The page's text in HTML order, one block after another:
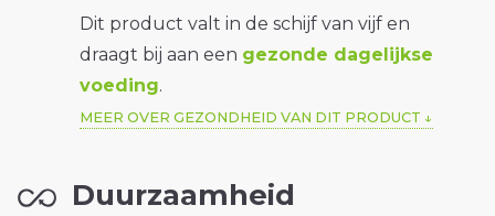
Dit product valt in de schijf van vijf en
draagt bij aan een gezonde dagelijkse
voeding.
MEER OVER GEZONDHEID VAN DIT PRODUCT
Duurzaamheid